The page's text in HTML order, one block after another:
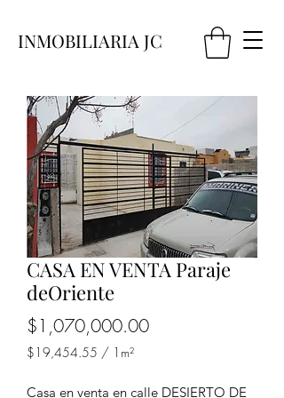
INMOBILIARIA JC
CASA EN VENTA Paraje
deOriente
$1,070,000.00Precio
$19,454.55 / 1m²
por
Casa en venta en calle DESIERTO DE